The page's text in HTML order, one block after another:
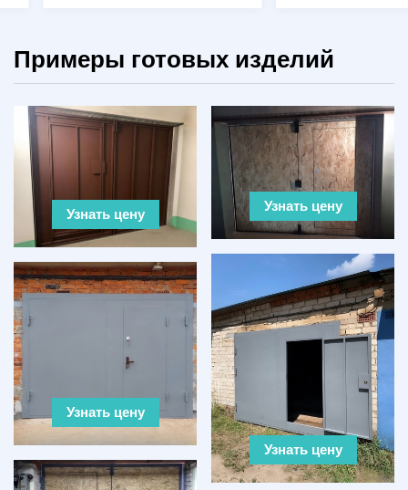
Примеры готовых изделий
Узнать цену
Узнать цену
Узнать цену
Узнать цену